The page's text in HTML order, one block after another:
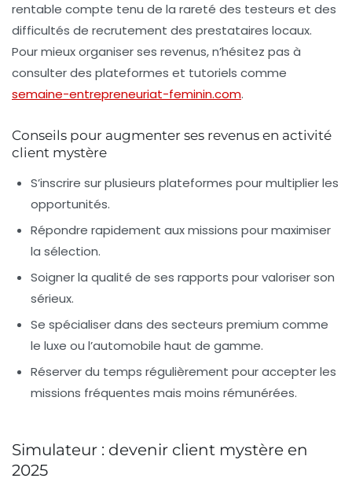
rentable compte tenu de la rareté des testeurs et des
difficultés de recrutement des prestataires locaux.
Pour mieux organiser ses revenus, n’hésitez pas à
consulter des plateformes et tutoriels comme
semaine-entrepreneuriat-feminin.com.
Conseils pour augmenter ses revenus en activité
client mystère
S’inscrire sur plusieurs plateformes pour multiplier les
opportunités.
Répondre rapidement aux missions pour maximiser
la sélection.
Soigner la qualité de ses rapports pour valoriser son
sérieux.
Se spécialiser dans des secteurs premium comme
le luxe ou l’automobile haut de gamme.
Réserver du temps régulièrement pour accepter les
missions fréquentes mais moins rémunérées.
Simulateur : devenir client mystère en
2025